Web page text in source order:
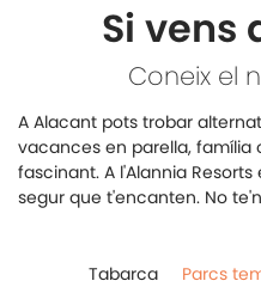
Si vens
Coneix el
A Alacant pots trobar
vacances en parella, família
fascinant. A l'Alannia
segur que t'encanten. No
Tabarca Parcs